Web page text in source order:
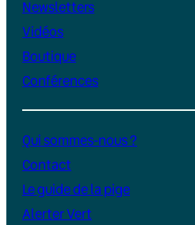
Newsletters
Vidéos
Boutique
Conférences
Qui sommes-nous ?
Contact
Le guide de la pige
Alerter Vert